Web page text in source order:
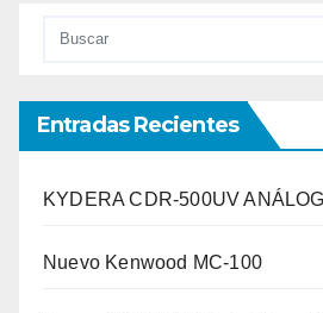
Entradas Recientes
KYDERA CDR-500UV
Nuevo Kenwood MC-100